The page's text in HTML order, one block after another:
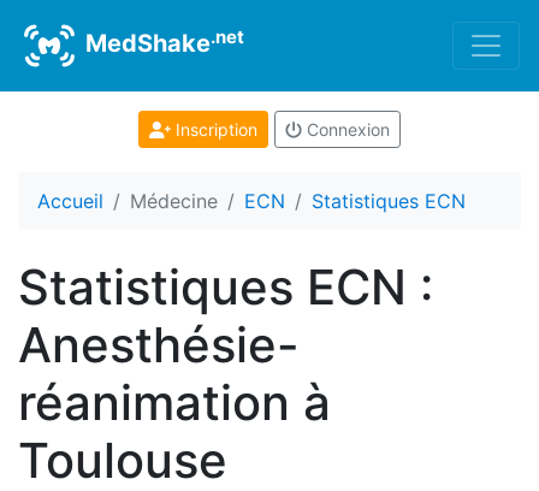
MedShake.net
Inscription Connexion
Accueil Médecine ECN Statistiques ECN
Statistiques ECN :
Anesthésie-
réanimation à
Toulouse